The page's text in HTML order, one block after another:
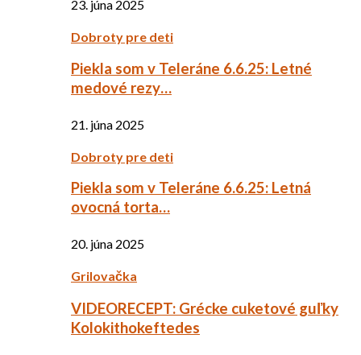
23. júna 2025
Dobroty pre deti
Piekla som v Teleráne 6.6.25: Letné
medové rezy…
21. júna 2025
Dobroty pre deti
Piekla som v Teleráne 6.6.25: Letná
ovocná torta…
20. júna 2025
Grilovačka
VIDEORECEPT: Grécke cuketové guľky
Kolokithokeftedes